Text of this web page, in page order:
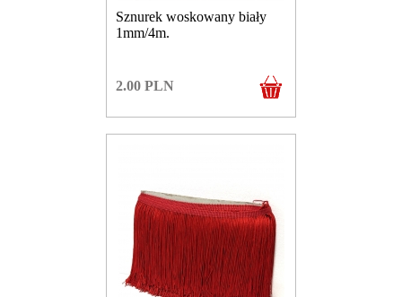
Sznurek woskowany biały
1mm/4m.
2.00 PLN